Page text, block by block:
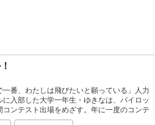
た河原で、もう一度燐と出会ってしまっ
決めた。彼女の短い一生が、ずっと笑顔であ
ニメ化企画進行中（2014年12月現在）の
概念が存在しない退屈な世界』原作者：赤城
青春ラブストーリー。※この作品は底本と同
カラーイラスト、モノクロの挿絵イラストが
す。
一番、わたしは飛びたいと願っている」人力
に入部した大学一年生・ゆきなは、パイロッ
コンテスト出場をめざす。年に一度のコンテ
見る景色とは!?